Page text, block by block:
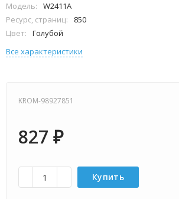
Модель:
W2411A
Ресурс, страниц:
850
Цвет:
Голубой
Все характеристики
KROM-98927851
827 ₽
Купить